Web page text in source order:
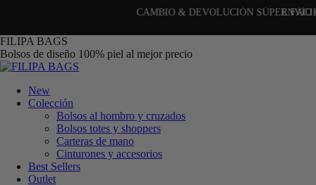
CAMBIO & DEVOLUCIÓN SÚPER FÁCIL (30 días)
Saltar
al
contenido
FILIPA BAGS
Bolsos de diseño 100% piel al mejor precio
New
Colección
Bolsos al hombro y cruzados
Bolsos totes y shoppers
Carteras de mano
Cinturones y accesorios
Best Sellers
Outlet